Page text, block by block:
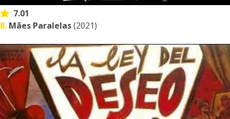
7.01
8. Mães Paralelas(2021)